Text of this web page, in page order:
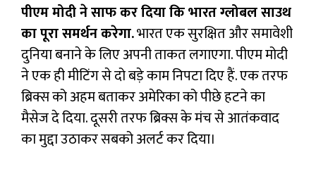
पीएम मोदी ने साफ कर दिया कि भारत ग्लोबल साउथ
का पूरा समर्थन करेगा.भारत एक सुरक्षित और समावेशी
दुनिया बनाने के लिए अपनी ताकत लगाएगा. पीएम मोदी
ने एक ही मीटिंग से दो बड़े काम निपटा दिए हैं. एक तरफ
ब्रिक्स को अहम बताकर अमेरिका को पीछे हटने का
मैसेज दे दिया. दूसरी तरफ ब्रिक्स के मंच से आतंकवाद
का मुद्दा उठाकर सबको अलर्ट कर दिया।